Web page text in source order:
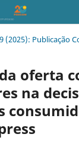
(2025): Publicação
oferta
na